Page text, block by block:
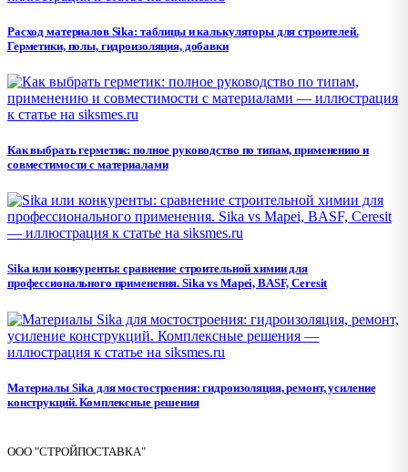
Расход материалов Sika: таблицы и калькуляторы для строителей.
Герметики, полы, гидроизоляция, добавки
Как выбрать герметик: полное руководство по типам, применению и
совместимости с материалами
Sika или конкуренты: сравнение строительной химии для
профессионального применения. Sika vs Mapei, BASF, Ceresit
Материалы Sika для мостостроения: гидроизоляция, ремонт, усиление
конструкций. Комплексные решения
ООО "СТРОЙПОСТАВКА"